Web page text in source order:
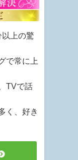
以上の驚
で常に上
TVで話
く、好き